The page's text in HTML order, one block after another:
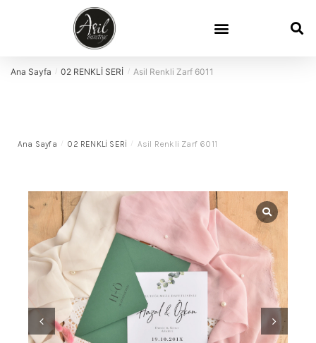
Ana Sayfa / 02 RENKLİ SERİ / Asil Renkli Zarf 6011
Ana Sayfa / 02 RENKLİ SERİ / Asil Renkli Zarf 6011